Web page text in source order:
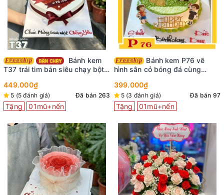
T37 trái tim bán siêu chạy bột
băng sáng tạo
449.000₫
5 (5 đánh giá) Đã bán 263
Tặng 01mũ+nến
hình sân cỏ bóng đá cùng
vẻ
399.000₫
5 (3 đánh giá) Đã bán 97
Tặng 01mũ+nến